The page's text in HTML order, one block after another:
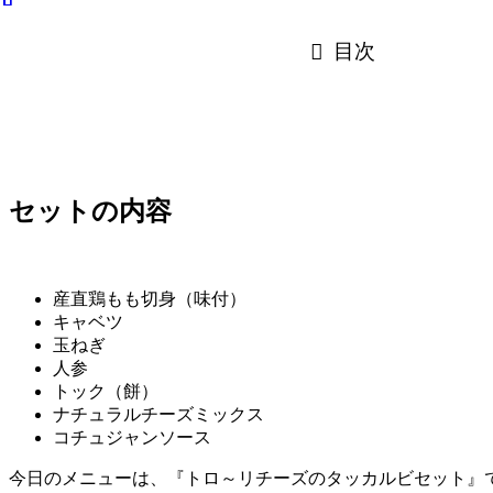
目次
セットの内容
産直鶏もも切身（味付）
キャベツ
玉ねぎ
人参
トック（餅）
ナチュラルチーズミックス
コチュジャンソース
今日のメニューは、『トロ～リチーズのタッカルビセット』